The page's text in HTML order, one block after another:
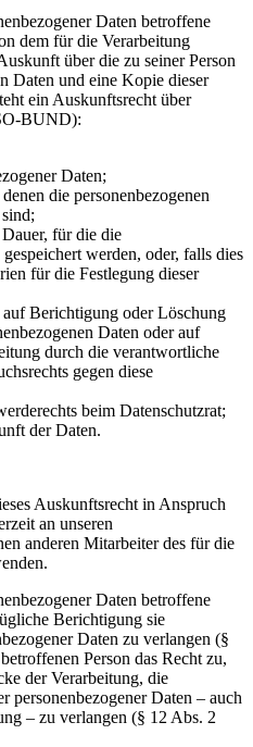
Daten betroffene
dem für die Verarbeitung
über die zu seiner Person
Daten und eine Kopie dieser
ein Auskunftsrecht über
BUND):
Daten;
die personenbezogenen
für die die
werden, oder, falls dies
für die Festlegung dieser
auf Berichtigung oder Löschung
Daten oder auf
durch die verantwortliche
gegen diese
beim Datenschutzrat;
der Daten.
Auskunftsrecht in Anspruch
an unseren
anderen Mitarbeiter des für die
Daten betroffene
Berichtigung sie
Daten zu verlangen (§
Person das Recht zu,
der Verarbeitung, die
personenbezogener Daten – auch
– zu verlangen (§ 12 Abs. 2